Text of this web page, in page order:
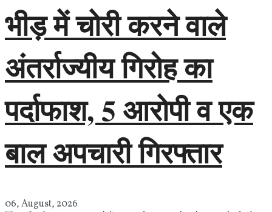
भीड़ में चोरी करने वाले
अंतर्राज्यीय गिरोह का
पर्दाफाश, 5 आरोपी व एक
बाल अपचारी गिरफ्तार
06, August, 2026